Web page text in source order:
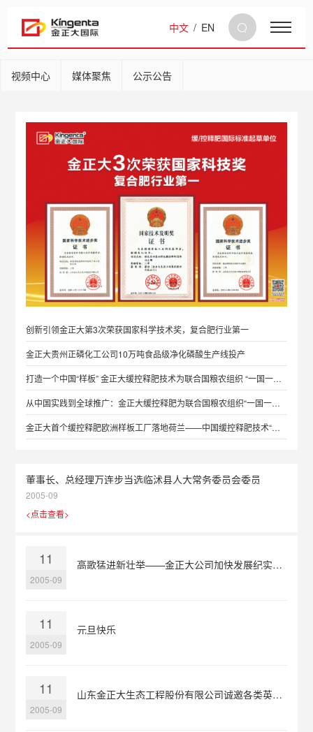
中文 / EN
视频中心 媒体聚焦 公示公告
创新引领金正大第3次荣获国家科学技术奖，复合肥行业第一
金正大贵州正磷化工公司10万吨食品级净化磷酸生产线投产
打造一个中国“样板” 金正大缓控释肥技术为联合国粮农组织 “一国一品”项目注入新动能
从中国实践到全球推广：金正大缓控释肥为联合国粮农组织“一国一品”注入强动能
金正大首个缓控释肥欧洲样板工厂落地荷兰——中国缓控释肥技术“出海”迎来里程碑时刻
董事长、总经理万连步当选临沭县人大常务委员会委员
2005-09
<点击查看>
11
2005-09
高歌猛进新壮举——金正大公司加快发展纪实（下篇）
11
2005-09
元旦快乐
11
2005-09
山东金正大生态工程股份有限公司诚邀各类英才加盟，共铸事业辉煌